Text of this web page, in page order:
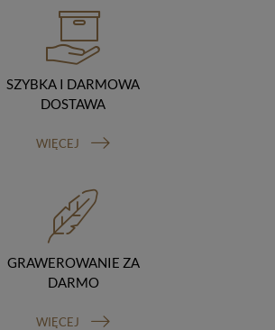
Twoje dane poza teren
Obszaru Gospodarczego.
danych
do czasu posiadania
Ciebie zgody.
kopii, prawo do sprostowania
swoich danych, prawo do usunięcia
Twoje dane, możesz zażądać,
prawo do ograniczenia
danych (możesz zażądać, abyśmy
Twoich danych osobowych
ich przechowywania lub wykonywania
dane na Twój temat lub
przetwarzania danych, prawo do
SZYBKA I DARMOWA
DOSTAWA
WIĘCEJ
GRAWEROWANIE ZA
DARMO
WIĘCEJ